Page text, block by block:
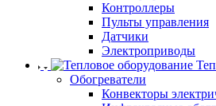
Контроллеры
Пульты управления
Датчики
Электроприводы
Обогреватели
Конвекторы